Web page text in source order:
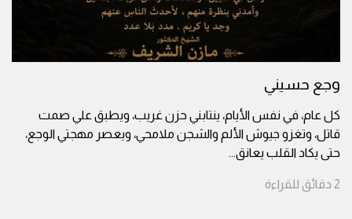
وجع حسيني
كل عام، في نفس الأيام، ينتابني حزن غريب، ويطبق علي صمت
قاتل، وتغزو جيوش الألم والشجن ملامحي، ويعصر مهجتي الوجع،
حتى يكاد القلب يعانق...
2 دقائق للقراءة